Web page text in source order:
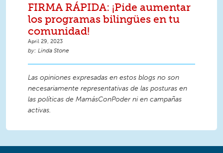
FIRMA RÁPIDA: ¡Pide aumentar
los programas bilingües en tu
comunidad!
April 29, 2023
Linda Stone
Las opiniones expresadas en estos blogs no son
necesariamente representativas de las posturas en
las políticas de MamásConPoder ni en campañas
activas.